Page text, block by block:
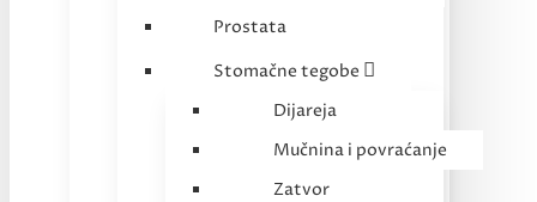
Prostata
Stomačne tegobe
Dijareja
Mučnina i povraćanje
Zatvor